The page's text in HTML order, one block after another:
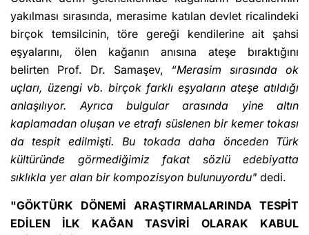
yakılması sırasında, merasime katılan devlet ricalindeki
birçok temsilcinin, töre gereği kendilerine ait şahsi
eşyalarını, ölen kağanın anısına ateşe bıraktığını
belirten Prof. Dr. Samaşev, “Merasim sırasında ok
uçları, üzengi vb. birçok farklı eşyaların ateşe atıldığı
anlaşılıyor. Ayrıca
bulgular arasında yine altın
kaplamadan oluşan ve etrafı süslenen bir kemer tokası
da tespit edilmişti. Bu tokada daha önceden Türk
kültüründe görmediğimiz fakat sözlü edebiyatta
sıklıkla yer alan bir kompozisyon bulunuyordu" dedi.
"GÖKTÜRK DÖNEMİ ARAŞTIRMALARINDA TESPİT
EDİLEN İLK KAĞAN TASVİRİ OLARAK KABUL